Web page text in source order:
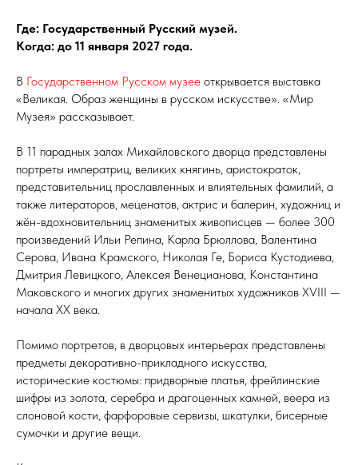
Где: Государственный Русский музей.
Когда: до 11 января 2027 года.
В Государственном Русском музее открывается выставка
«Великая. Образ женщины в русском искусстве». «Мир
Музея» рассказывает.
В 11 парадных залах Михайловского дворца представлены
портреты императриц, великих княгинь, аристократок,
представительниц прославленных и влиятельных фамилий, а
также литераторов, меценатов, актрис и балерин, художниц и
жён-вдохновительниц знаменитых живописцев — более 300
произведений Ильи Репина, Карла Брюллова, Валентина
Серова, Ивана Крамского, Николая Ге, Бориса Кустодиева,
Дмитрия Левицкого, Алексея Венецианова, Константина
Маковского и многих других знаменитых художников XVIII —
начала XX века.
Помимо портретов, в дворцовых интерьерах представлены
предметы декоративно-прикладного искусства,
исторические костюмы: придворные платья, фрейлинские
шифры из золота, серебра и драгоценных камней, веера из
слоновой кости, фарфоровые сервизы, шкатулки, бисерные
сумочки и другие вещи.